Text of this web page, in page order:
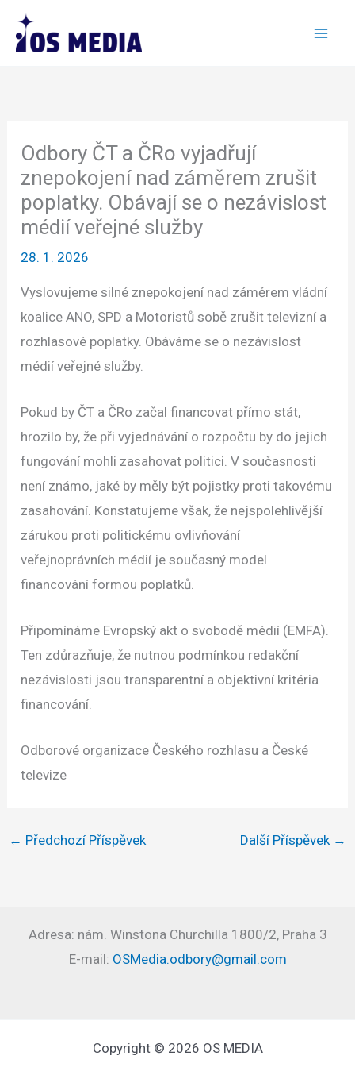
Přeskočit
Odbory ČT a ČRo vyjadřují
znepokojení nad záměrem zrušit
poplatky. Obávají se o nezávislost
médií veřejné služby
28. 1. 2026
Vyslovujeme silné znepokojení nad záměrem vládní
koalice ANO, SPD a Motoristů sobě zrušit televizní a
rozhlasové poplatky. Obáváme se o nezávislost
médií veřejné služby.
Pokud by ČT a ČRo začal financovat přímo stát,
hrozilo by, že při vyjednávání o rozpočtu by do jejich
fungování mohli zasahovat politici. V současnosti
není známo, jaké by měly být pojistky proti takovému
zasahování. Konstatujeme však, že nejspolehlivější
zárukou proti politickému ovlivňování
veřejnoprávních médií je současný model
financování formou poplatků.
Připomínáme Evropský akt o svobodě médií (EMFA).
Ten zdůrazňuje, že nutnou podmínkou redakční
nezávislosti jsou transparentní a objektivní kritéria
financování.
Odborové organizace Českého rozhlasu a České
televize
← Předchozí Příspěvek Další Příspěvek →
Adresa: nám. Winstona Churchilla 1800/2, Praha 3
E-mail: OSMedia.odbory@gmail.com
Copyright © 2026 OS MEDIA